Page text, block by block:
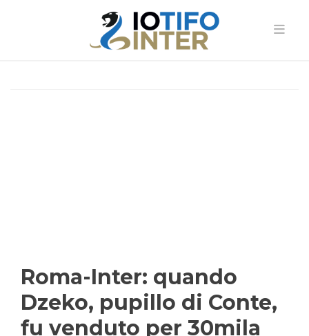
Roma-Inter: quando
Dzeko, pupillo di Conte,
fu venduto per 30mila